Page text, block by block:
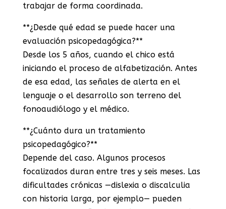
trabajar de forma coordinada.
**¿Desde qué edad se puede hacer una
evaluación psicopedagógica?**
Desde los 5 años, cuando el chico está
iniciando el proceso de alfabetización. Antes
de esa edad, las señales de alerta en el
lenguaje o el desarrollo son terreno del
fonoaudiólogo y el médico.
**¿Cuánto dura un tratamiento
psicopedagógico?**
Depende del caso. Algunos procesos
focalizados duran entre tres y seis meses. Las
dificultades crónicas —dislexia o discalculia
con historia larga, por ejemplo— pueden